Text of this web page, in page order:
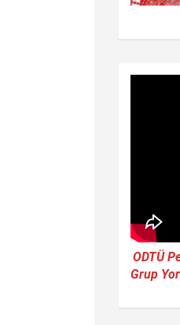
ODTÜ
Grup